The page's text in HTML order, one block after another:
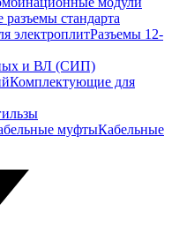
стандарта
электроплитРазъемы 12-
и ВЛ (СИП)
Комплектующие для
муфтыКабельные